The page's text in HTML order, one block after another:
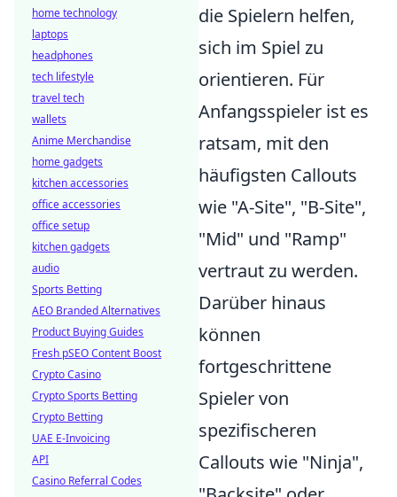
die Spielern helfen,
sich im Spiel zu
orientieren. Für
Anfangsspieler ist es
ratsam, mit den
häufigsten Callouts
wie "A-Site", "B-Site",
"Mid" und "Ramp"
vertraut zu werden.
Darüber hinaus
können
fortgeschrittene
Spieler von
spezifischeren
Callouts wie "Ninja",
home technology
laptops
headphones
tech lifestyle
travel tech
wallets
Anime Merchandise
home gadgets
kitchen accessories
office accessories
office setup
kitchen gadgets
audio
Sports Betting
AEO Branded Alternatives
Product Buying Guides
Fresh pSEO Content Boost
Crypto Casino
Crypto Sports Betting
Crypto Betting
UAE E-Invoicing
API
Casino Referral Codes